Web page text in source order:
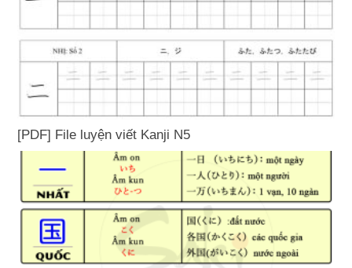
[PDF] File luyện viết Kanji N5